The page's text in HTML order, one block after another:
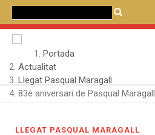
Portada
Actualitat
Llegat Pasqual Maragall
83è aniversari de Pasqual Maragall
LLEGAT PASQUAL MARAGALL